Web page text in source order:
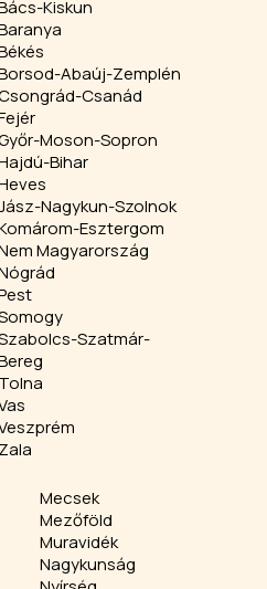
Kiskun
Abaúj-Zemplén
Csanád
Moson-Sopron
Bihar
Nagykun-Szolnok
Esztergom
Magyarország
Szatmár-
Tolna
Zala
Mecsek
Mezőföld
Muravidék
Nagykunság